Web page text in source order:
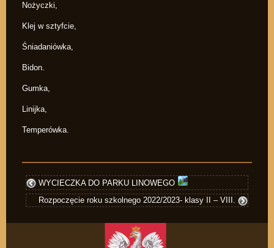
Nożyczki,
Klej w sztyfcie,
Śniadaniówka,
Bidon.
Gumka,
Linijka,
Temperówka.
WYCIECZKA DO PARKU LINOWEGO
Rozpoczęcie roku szkolnego 2022/2023- klasy II – VIII.